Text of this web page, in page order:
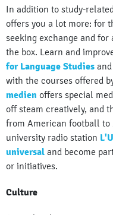
In addition to study-
offers you a lot more: for
seeking exchange and
the box. Learn and
for Language Studies
with the courses offered
medien offers special
off steam creatively, and
from American football to
university radio station
universal and become
or initiatives.
Culture